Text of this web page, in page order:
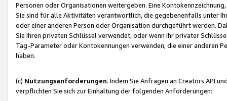
Personen oder Organisationen weitergeben. Eine
Sie sind für alle Aktivitäten verantwortlich, die gegebenenfalls unter
oder einer anderen Person oder Organisation durchgeführt werden.
Sie Ihren privaten Schlüssel verwendet, oder wenn Ihr privater
Tag-Parameter oder Kontokennungen verwenden, die einer anderen
haben.
(c) Nutzungsanforderungen. Indem Sie Anfragen an Creators API
verpflichten Sie sich zur Einhaltung der folgenden Anforderungen: